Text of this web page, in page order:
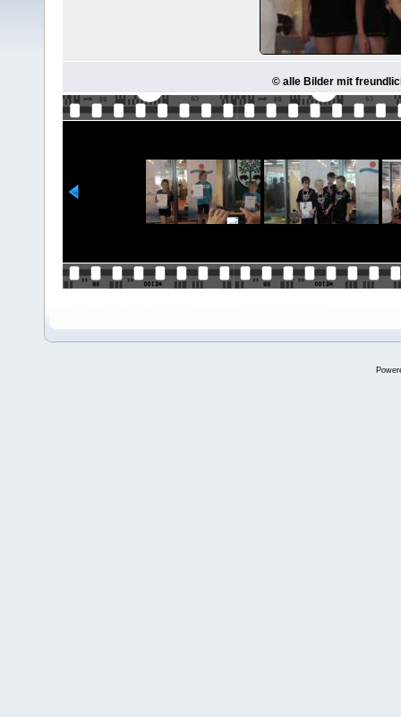
© alle Bilder mit